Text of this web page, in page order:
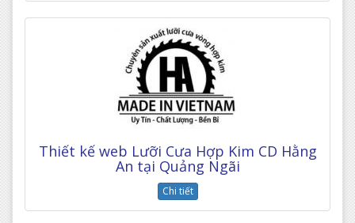
Thiết kế web Lưỡi Cưa Hợp Kim CD Hằng
An tại Quảng Ngãi
Chi tiết